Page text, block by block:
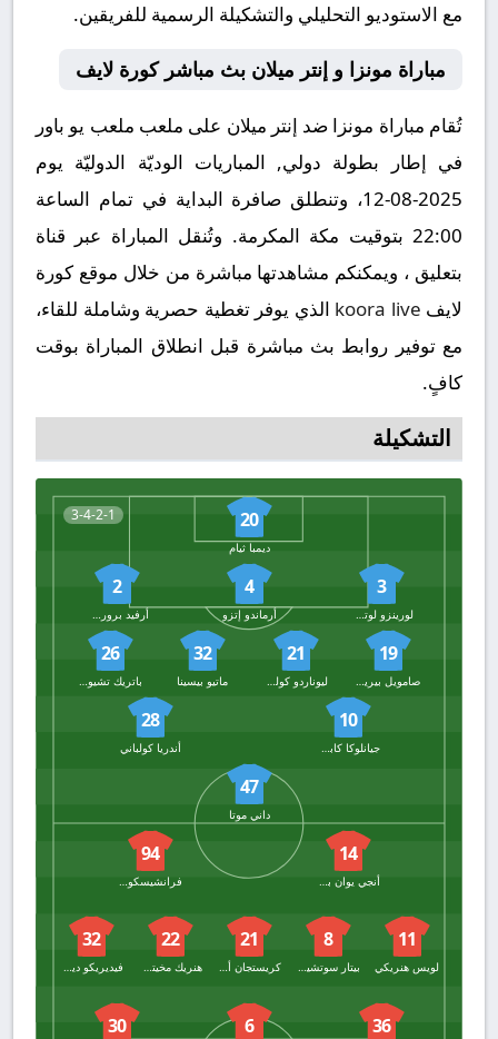
مع الاستوديو التحليلي والتشكيلة الرسمية للفريقين.
مباراة مونزا و إنتر ميلان بث مباشر كورة لايف
تُقام مباراة مونزا ضد إنتر ميلان على ملعب ملعب يو باور
في إطار بطولة دولي, المباريات الوديّة الدوليّة يوم
2025-08-12، وتنطلق صافرة البداية في تمام الساعة
22:00 بتوقيت مكة المكرمة. وتُنقل المباراة عبر قناة
بتعليق ، ويمكنكم مشاهدتها مباشرة من خلال موقع كورة
لايف koora live الذي يوفر تغطية حصرية وشاملة للقاء،
مع توفير روابط بث مباشرة قبل انطلاق المباراة بوقت
كافٍ.
التشكيلة
3-4-2-1 20
ديمبا ثيام
3
لورينزو لوتشيسي
4
أرماندو إتزو
2
أرفيد برورسون
19
صامويل بيرينديلي
21
ليوناردو كولومبو
32
ماتيو بيسينا
26
باتريك تشيوريا
10
جيانلوكا كابراري
28
أندريا كولباني
47
داني موتا
14
أنجي يوان بوني
94
فرانشيسكو بيو إسبوزيتو
11
لويس هنريكي
8
بيتار سوتشيتش
21
كريستجان أسلاني
22
هنريك مخيتريان
32
فيديريكو ديماركو
36
6
30